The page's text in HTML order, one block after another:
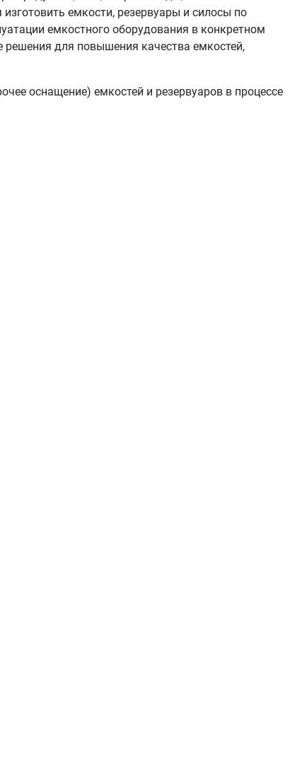
емкости, резервуары и силосы по
емкостного оборудования в конкретном
решения для повышения качества емкостей,
оснащение) емкостей и резервуаров в процессе